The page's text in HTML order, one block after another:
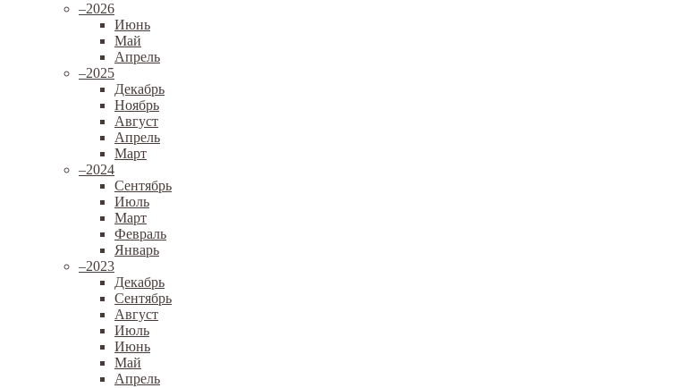
–2026
Июнь
Май
Апрель
–2025
Декабрь
Ноябрь
Август
Апрель
Март
–2024
Сентябрь
Июль
Март
Февраль
Январь
–2023
Декабрь
Сентябрь
Август
Июль
Июнь
Май
Апрель